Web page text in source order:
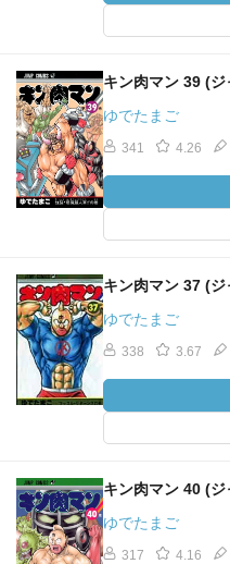
キン肉マン 39 (
ゆでたまご
341 4.26
キン肉マン 37 (
ゆでたまご
338 3.67
キン肉マン 40 (
ゆでたまご
317 4.16